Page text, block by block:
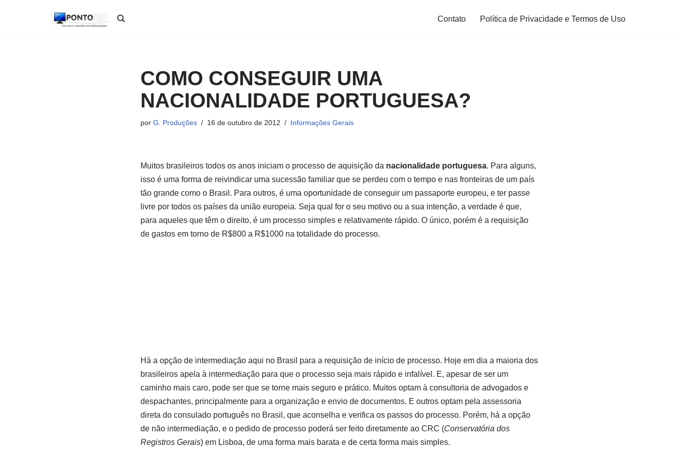
Contato Política de Privacidade e Termos de Uso
COMO CONSEGUIR UMA
NACIONALIDADE PORTUGUESA?
por G. Produções 16 de outubro de 2012 Informações Gerais
Muitos brasileiros todos os anos iniciam o processo de aquisição da nacionalidade portuguesa. Para alguns,
isso é uma forma de reivindicar uma sucessão familiar que se perdeu com o tempo e nas fronteiras de um país
tão grande como o Brasil. Para outros, é uma oportunidade de conseguir um passaporte europeu, e ter passe
livre por todos os países da união europeia. Seja qual for o seu motivo ou a sua intenção, a verdade é que,
para aqueles que têm o direito, é um processo simples e relativamente rápido. O único, porém é a requisição
de gastos em torno de R$800 a R$1000 na totalidade do processo.
Há a opção de intermediação aqui no Brasil para a requisição de início de processo. Hoje em dia a maioria dos
brasileiros apela à intermediação para que o processo seja mais rápido e infalível. E, apesar de ser um
caminho mais caro, pode ser que se torne mais seguro e prático. Muitos optam à consultoria de advogados e
despachantes, principalmente para a organização e envio de documentos. E outros optam pela assessoria
direta do consulado português no Brasil, que aconselha e verifica os passos do processo. Porém, há a opção
de não intermediação, e o pedido de processo poderá ser feito diretamente ao CRC (Conservatória dos
Registros Gerais) em Lisboa, de uma forma mais barata e de certa forma mais simples.